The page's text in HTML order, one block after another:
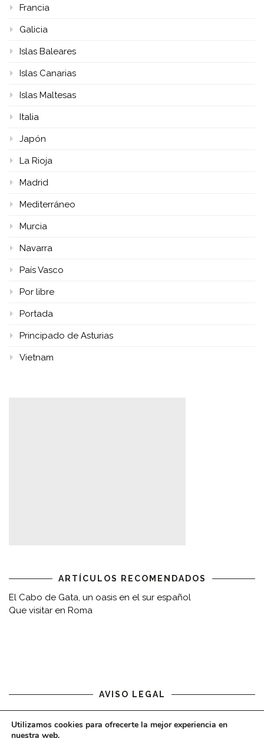
Francia
Galicia
Islas Baleares
Islas Canarias
Islas Maltesas
Italia
Japón
La Rioja
Madrid
Mediterráneo
Murcia
Navarra
País Vasco
Por libre
Portada
Principado de Asturias
Vietnam
ARTÍCULOS RECOMENDADOS
El Cabo de Gata, un oasis en el sur español
Que visitar en Roma
AVISO LEGAL
Aviso legal
Utilizamos cookies para ofrecerte la mejor experiencia en
nuestra web.